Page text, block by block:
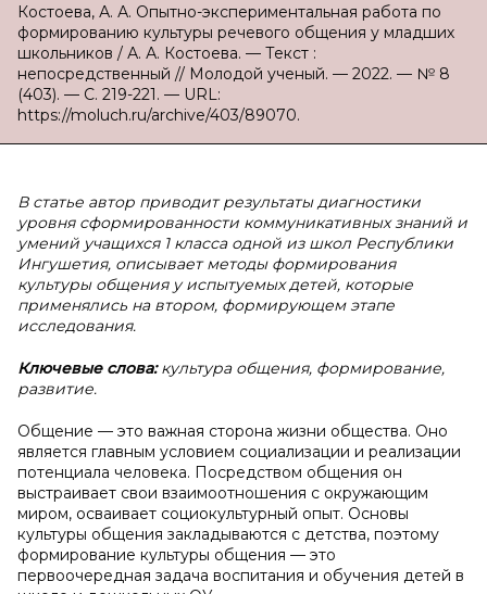
Костоева, А. А. Опытно-экспериментальная работа по
формированию культуры речевого общения у младших
школьников / А. А. Костоева. — Текст :
непосредственный // Молодой ученый. — 2022. — № 8
(403). — С. 219-221. — URL:
https://moluch.ru/archive/403/89070.
В статье автор приводит результаты диагностики
уровня сформированности коммуникативных знаний и
умений учащихся 1 класса одной из школ Республики
Ингушетия, описывает методы формирования
культуры общения у испытуемых детей, которые
применялись на втором, формирующем этапе
исследования.
Ключевые слова:культура общения, формирование,
развитие.
Общение — это важная сторона жизни общества. Оно
является главным условием социализации и реализации
потенциала человека. Посредством общения он
выстраивает свои взаимоотношения с окружающим
миром, осваивает социокультурный опыт. Основы
культуры общения закладываются с детства, поэтому
формирование культуры общения — это
первоочередная задача воспитания и обучения детей в